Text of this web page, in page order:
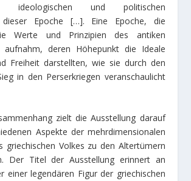
ideologischen und politischen
dieser Epoche […]. Eine Epoche, die
Werte und Prinzipien des antiken
aufnahm, deren Höhepunkt die Ideale
Freiheit darstellten, wie sie durch den
in den Perserkriegen veranschaulicht
zielt die Ausstellung darauf
Aspekte der mehrdimensionalen
griechischen Volkes zu den Altertümern
Der Titel der Ausstellung erinnert an
einer legendären Figur der griechischen